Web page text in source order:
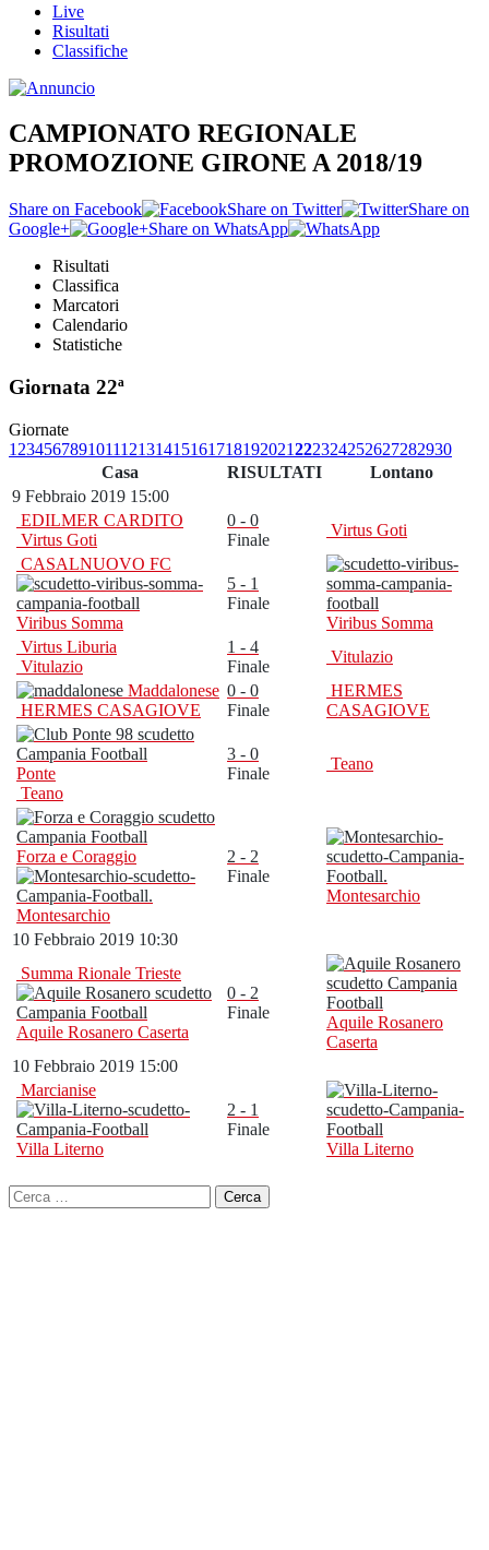
Live
Risultati
Classifiche
CAMPIONATO REGIONALE
PROMOZIONE GIRONE A 2018/19
Share on Facebook Share on Twitter
Share on
Google+
Share on WhatsApp
Risultati
Classifica
Marcatori
Calendario
Statistiche
Giornata 22ª
Giornate
1 23456789101112131415161718192021222324252627282930
Casa
RISULTATI
Lontano
9 Febbraio 2019 15:00
EDILMER CARDITO
Virtus Goti
0 - 0
Finale
Virtus Goti
CASALNUOVO FC
Viribus Somma
5 - 1
Finale
Viribus Somma
Virtus Liburia
Vitulazio
1 - 4
Finale
Vitulazio
Maddalonese
HERMES CASAGIOVE
0 - 0
Finale
HERMES
CASAGIOVE
Ponte
Teano
3 - 0
Finale
Teano
Forza e Coraggio
Montesarchio
2 - 2
Finale
Montesarchio
10 Febbraio 2019 10:30
Summa Rionale Trieste
Aquile Rosanero Caserta
0 - 2
Finale
Aquile Rosanero
Caserta
10 Febbraio 2019 15:00
Marcianise
Villa Literno
2 - 1
Finale
Villa Literno
Ricerca
per: